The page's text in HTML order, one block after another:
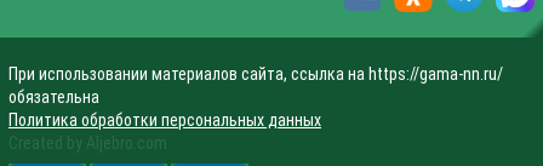
При использовании материалов сайта, ссылка на https://gama-nn.ru/
обязательна
Политика обработки персональных данных
Created by Aljebro.com